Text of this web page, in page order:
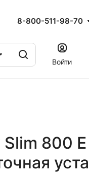
8-800-511-98-70
Войти
800